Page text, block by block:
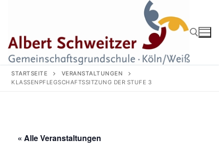
Suchen nach:
STARTSEITE
VERANSTALTUNGEN
KLASSENPFLEGSCHAFTSSITZUNG DER STUFE 3
« Alle Veranstaltungen